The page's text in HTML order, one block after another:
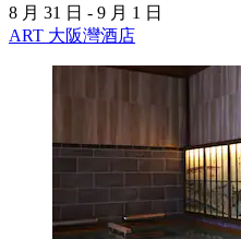
8 月 31 日 - 9 月 1 日
ART 大阪灣酒店